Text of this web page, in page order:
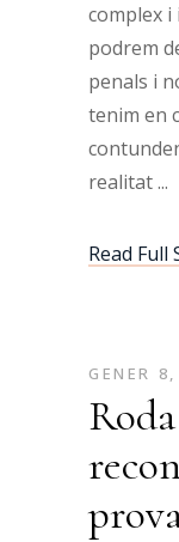
complex i
podrem
penals i
tenim en
realitat
Read Full
GENER